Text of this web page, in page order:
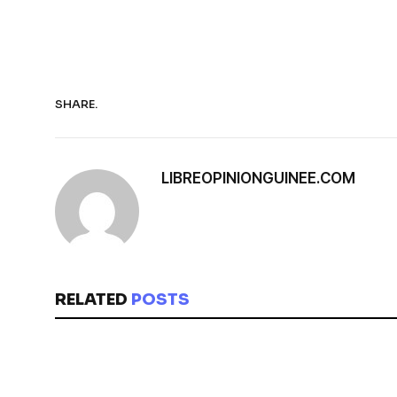
SHARE.
LIBREOPINIONGUINEE.COM
RELATED POSTS